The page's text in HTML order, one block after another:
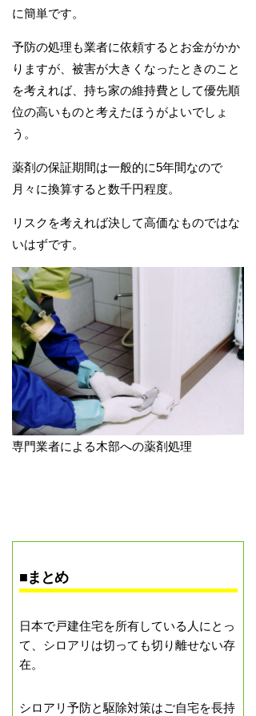
に簡単です。
予防の処理も業者に依頼するとお金がかか
りますが、被害が大きくなったときのこと
を考えれば、持ち家の維持費として優先順
位の高いものと考えたほうがよいでしょ
う。
薬剤の保証期間は一般的に5年間なので
月々に換算すると数千円程度。
リスクを考えれば決して高価なものではな
いはずです。
専門業者による木部への薬剤処理
■まとめ
日本で戸建住宅を所有している人にとっ
て、シロアリは切っても切り離せない存
在。
シロアリ予防と駆除対策はご自宅を長持